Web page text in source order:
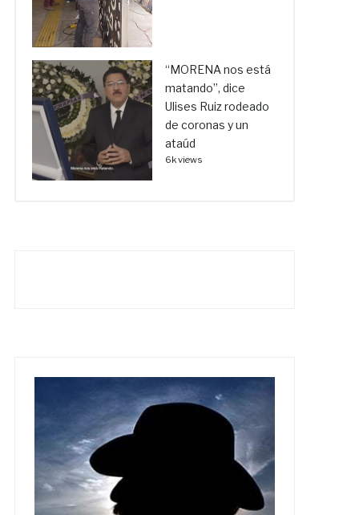
“MORENA nos está
matando”, dice
Ulises Ruiz rodeado
de coronas y un
ataúd
6k views